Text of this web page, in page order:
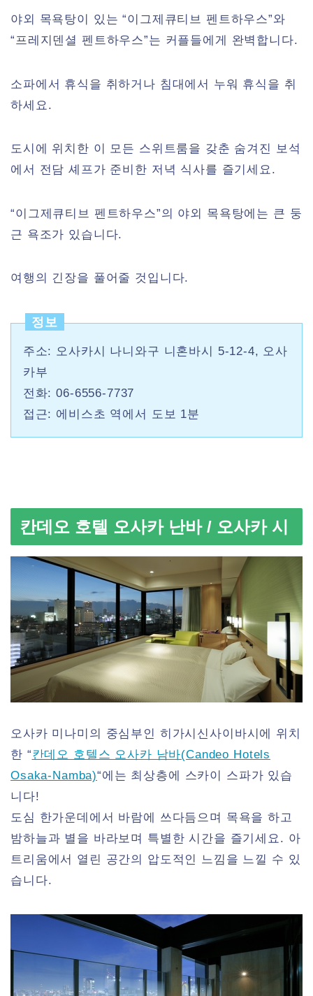
야외 목욕탕이 있는 “이그제큐티브 펜트하우스”와
“프레지덴셜 펜트하우스”는 커플들에게 완벽합니다.
소파에서 휴식을 취하거나 침대에서 누워 휴식을 취
하세요.
도시에 위치한 이 모든 스위트룸을 갖춘 숨겨진 보석
에서 전담 셰프가 준비한 저녁 식사를 즐기세요.
“이그제큐티브 펜트하우스”의 야외 목욕탕에는 큰 둥
근 욕조가 있습니다.
여행의 긴장을 풀어줄 것입니다.
정보
주소: 오사카시 나니와구 니혼바시 5-12-4, 오사
카부
전화: 06-6556-7737
접근: 에비스초 역에서 도보 1분
칸데오 호텔 오사카 난바 / 오사카 시
오사카 미나미의 중심부인 히가시신사이바시에 위치
한 “칸데오 호텔스 오사카 남바(Candeo Hotels
Osaka-Namba)“에는 최상층에 스카이 스파가 있습
니다!
도심 한가운데에서 바람에 쓰다듬으며 목욕을 하고
밤하늘과 별을 바라보며 특별한 시간을 즐기세요. 아
트리움에서 열린 공간의 압도적인 느낌을 느낄 수 있
습니다.